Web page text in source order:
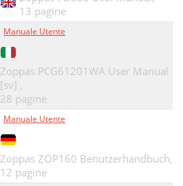
13 pagine
Manuale Utente
Zoppas PCG61201WA User Manual
[sv] ,
28 pagine
Manuale Utente
Zoppas ZOP160 Benutzerhandbuch,
12 pagine